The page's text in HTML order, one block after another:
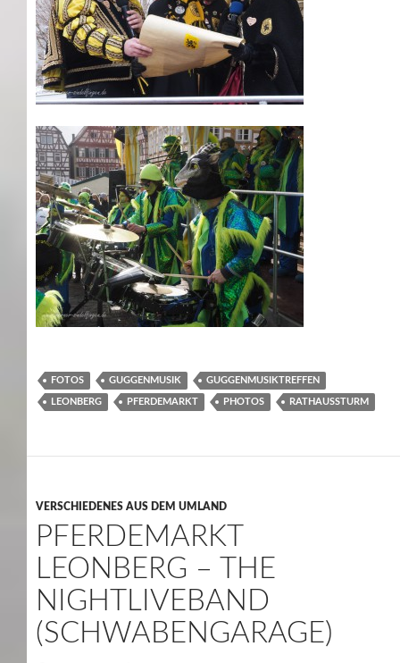
FOTOS GUGGENMUSIK GUGGENMUSIKTREFFEN
LEONBERG PFERDEMARKT PHOTOS RATHAUSSTURM
VERSCHIEDENES AUS DEM UMLAND
PFERDEMARKT
LEONBERG – THE
NIGHTLIVEBAND
(SCHWABENGARAGE)